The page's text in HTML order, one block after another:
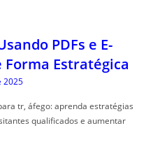
PDFs e E-
Estratégica
2025
tr, áfego: aprenda estratégias
qualificados e aumentar